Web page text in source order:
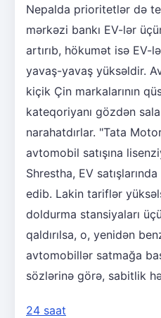
Nepalda prioritetlər də
mərkəzi bankı EV-lər
artırıb, hökumət isə
yavaş-yavaş yüksəldir.
kiçik Çin markalarının
kateqoriyanı gözdən
narahatdırlar. "Tata
avtomobil satışına
Shrestha, EV
edib. Lakin tariflər
doldurma stansiyaları
qaldırılsa, o, yenidən
avtomobillər satmağa
sözlərinə görə, sabitlik
24 saat